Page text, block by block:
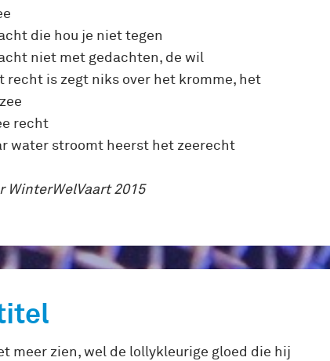
die hou je niet tegen
niet met gedachten, de wil
recht is zegt niks over het kromme, het
recht
water stroomt heerst het zeerecht
WinterWelVaart 2015
meer zien, wel de lollykleurige gloed die hij